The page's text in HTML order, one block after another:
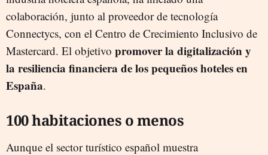
colaboración, junto al proveedor de tecnología
Connectycs, con el Centro de Crecimiento Inclusivo de
Mastercard. El objetivo promover la digitalización y
la resiliencia financiera de los pequeños hoteles en
España.
100 habitaciones o menos
Aunque el sector turístico español muestra